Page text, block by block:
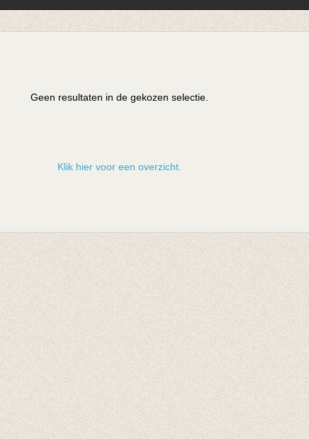
Geen resultaten in de gekozen selectie.
Klik hier voor een overzicht.